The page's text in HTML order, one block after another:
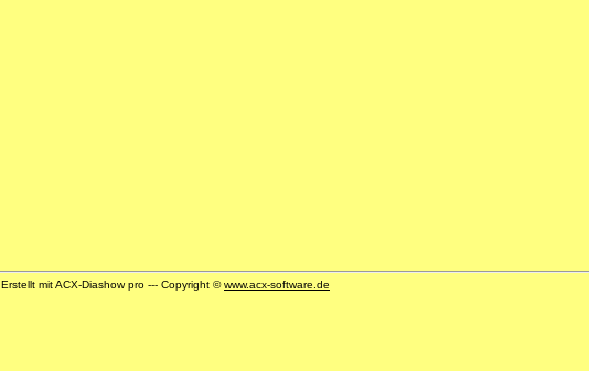
Erstellt mit ACX-Diashow pro --- Copyright ©www.acx-software.de